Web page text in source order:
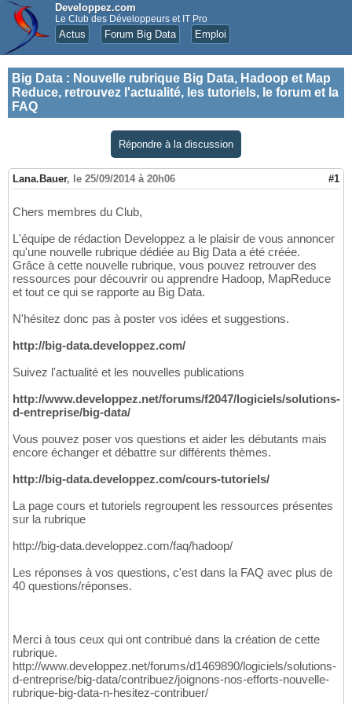
Developpez.com
Le Club des Développeurs et IT Pro
Actus Forum Big Data Emploi
Big Data : Nouvelle rubrique Big Data, Hadoop et Map
Reduce, retrouvez l'actualité, les tutoriels, le forum et la
FAQ
Répondre à la discussion
Lana.Bauer, le 25/09/2014 à 20h06 #1
Chers membres du Club,
L'équipe de rédaction Developpez a le plaisir de vous annoncer
qu'une nouvelle rubrique dédiée au Big Data a été créée.
Grâce à cette nouvelle rubrique, vous pouvez retrouver des
ressources pour découvrir ou apprendre Hadoop, MapReduce
et tout ce qui se rapporte au Big Data.
N'hésitez donc pas à poster vos idées et suggestions.
http://big-data.developpez.com/
Suivez l'actualité et les nouvelles publications
http://www.developpez.net/forums/f2047/logiciels/solutions-
d-entreprise/big-data/
Vous pouvez poser vos questions et aider les débutants mais
encore échanger et débattre sur différents thèmes.
http://big-data.developpez.com/cours-tutoriels/
La page cours et tutoriels regroupent les ressources présentes
sur la rubrique
http://big-data.developpez.com/faq/hadoop/
Les réponses à vos questions, c'est dans la FAQ avec plus de
40 questions/réponses.
Merci à tous ceux qui ont contribué dans la création de cette
rubrique.
http://www.developpez.net/forums/d1469890/logiciels/solutions-
d-entreprise/big-data/contribuez/joignons-nos-efforts-nouvelle-
rubrique-big-data-n-hesitez-contribuer/